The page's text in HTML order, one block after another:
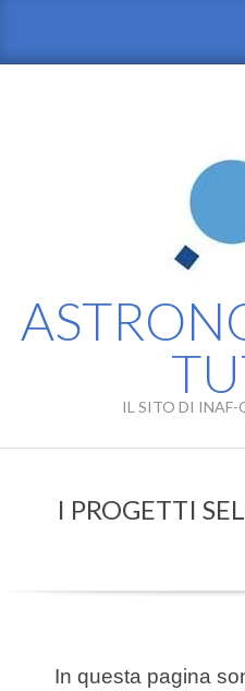
content
IL SITO DI INAF-
I PROGETTI
In questa pagina